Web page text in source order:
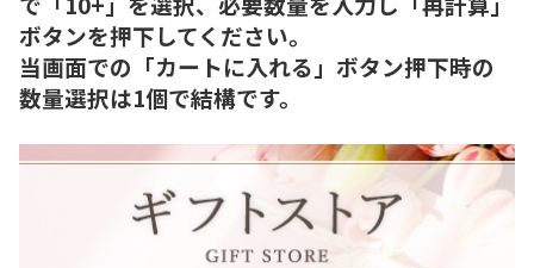
ボタンを押下してください。
当画面での「カートに入れる」ボタン押下時の
数量選択は1個で結構です。